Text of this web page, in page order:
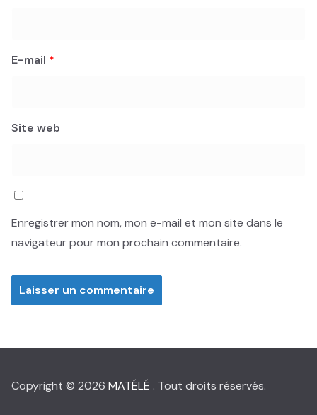
E-mail *
Site web
Enregistrer mon nom, mon e-mail et mon site dans le
navigateur pour mon prochain commentaire.
Copyright © 2026 MATÉLÉ . Tout droits réservés.